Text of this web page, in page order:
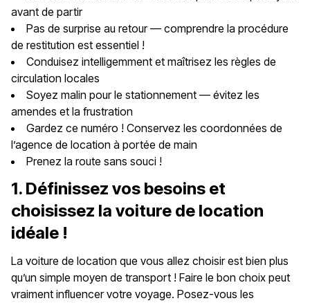
avant de partir
Pas de surprise au retour — comprendre la procédure
de restitution est essentiel !
Conduisez intelligemment et maîtrisez les règles de
circulation locales
Soyez malin pour le stationnement — évitez les
amendes et la frustration
Gardez ce numéro ! Conservez les coordonnées de
l’agence de location à portée de main
Prenez la route sans souci !
1. Définissez vos besoins et
choisissez la voiture de location
idéale !
La voiture de location que vous allez choisir est bien plus
qu’un simple moyen de transport ! Faire le bon choix peut
vraiment influencer votre voyage. Posez-vous les